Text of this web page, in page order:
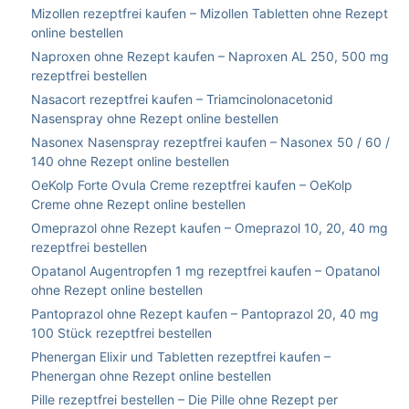
Mizollen rezeptfrei kaufen – Mizollen Tabletten ohne Rezept
online bestellen
Naproxen ohne Rezept kaufen – Naproxen AL 250, 500 mg
rezeptfrei bestellen
Nasacort rezeptfrei kaufen – Triamcinolonacetonid
Nasenspray ohne Rezept online bestellen
Nasonex Nasenspray rezeptfrei kaufen – Nasonex 50 / 60 /
140 ohne Rezept online bestellen
OeKolp Forte Ovula Creme rezeptfrei kaufen – OeKolp
Creme ohne Rezept online bestellen
Omeprazol ohne Rezept kaufen – Omeprazol 10, 20, 40 mg
rezeptfrei bestellen
Opatanol Augentropfen 1 mg rezeptfrei kaufen – Opatanol
ohne Rezept online bestellen
Pantoprazol ohne Rezept kaufen – Pantoprazol 20, 40 mg
100 Stück rezeptfrei bestellen
Phenergan Elixir und Tabletten rezeptfrei kaufen –
Phenergan ohne Rezept online bestellen
Pille rezeptfrei bestellen – Die Pille ohne Rezept per